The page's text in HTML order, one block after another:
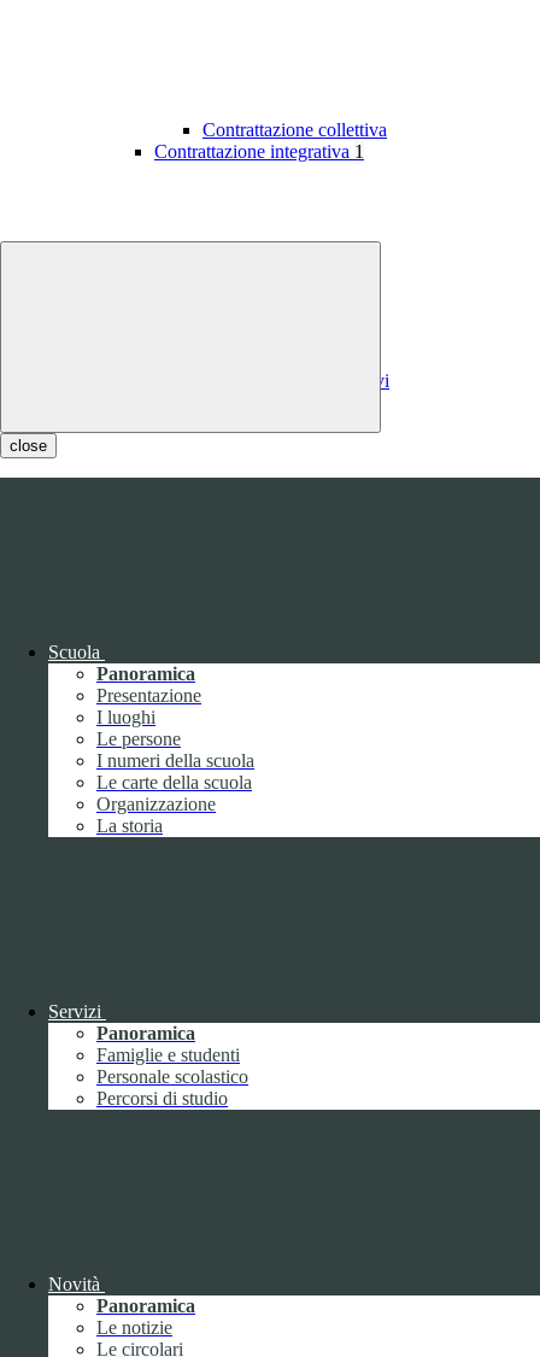
close
Scuola
Panoramica
Presentazione
I luoghi
Le persone
I numeri della scuola
Le carte della scuola
Organizzazione
La storia
Servizi
Panoramica
Famiglie e studenti
Personale scolastico
Percorsi di studio
Novità
Panoramica
Le notizie
Le circolari
Contrattazione collettiva
Contrattazione integrativa 1
Costi contratti integrativi
Bandi di concorso
Bandi di concorso (da pubblicare in
tabelle)
Performance1
Sistema di misurazione e valutazione della
performance